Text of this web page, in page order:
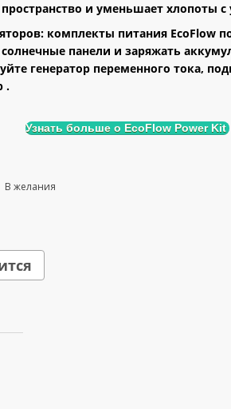
и уменьшает хлопоты с
комплекты питания EcoFlow
панели и заряжать
генератор переменного тока,
.
Узнать больше о EcoFlow Power Kit
В желания